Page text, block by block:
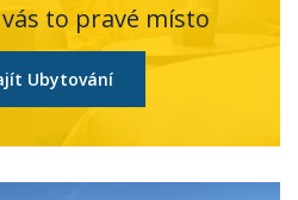
to pravé místo
Ubytování